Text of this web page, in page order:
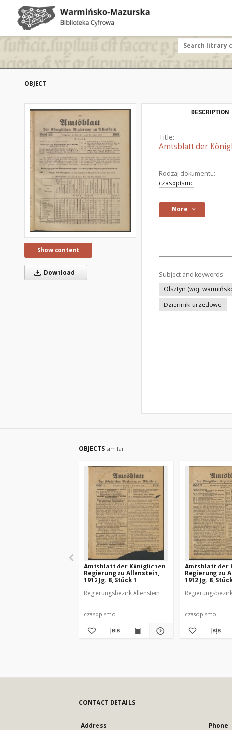
OBJECT
Show content
Download
DESCRIPTION
Title:
Amtsblatt der
Rodzaj dokumentu:
czasopismo
More
Subject and keywords:
Olsztyn (woj.
Dzienniki urzędowe
OBJECTS similar
Amtsblatt der Königlichen
Regierung zu Allenstein,
1912 Jg. 8, Stück 1
Regierungsbezirk Allenstein
czasopismo
Amtsblatt der
Regierung zu
1912 Jg. 8,
czasopismo
CONTACT DETAILS
Address Phone